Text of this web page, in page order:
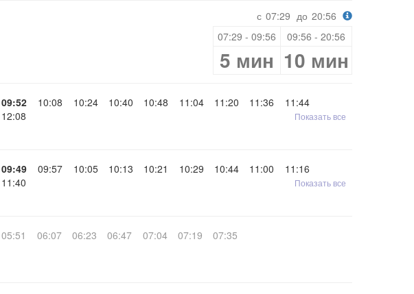
с 07:29 до 20:56
07:29 - 09:56
09:56 - 20:56
5 мин 10 мин
09:52 10:08 10:24 10:40 10:48 11:04 11:20 11:36
11:44
12:08 Показать все
09:49 09:57 10:05 10:13 10:21 10:29 10:44 11:00
11:16
11:40 Показать все
05:51 06:07 06:23 06:47 07:04 07:19 07:35